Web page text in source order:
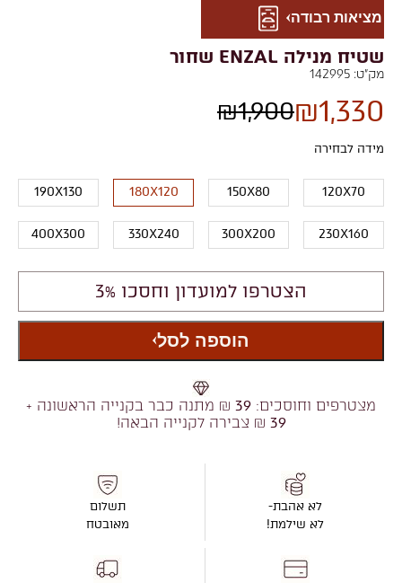
שטיח מנילה ENZAL שחור
מק"ט: 142995
₪1,900₪1,330
מידה לבחירה
120X70
150X80
180X120
190X130
230X160
300X200
330X240
400X300
הצטרפו למועדון וחסכו 3%
הוספה לסל
מצטרפים וחוסכים: 39 ₪ מתנה כבר בקנייה הראשונה +
39 ₪ צבירה לקנייה הבאה!
לא אהבת-
לא שילמת!
תשלום
מאובטח
מציאות רבודה